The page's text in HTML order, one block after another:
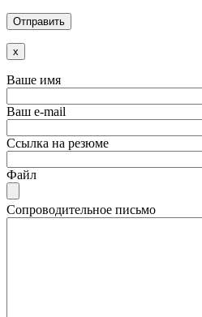
x
Ваше имя
Ваш e-mail
Ссылка на резюме
Файл
Сопроводительное письмо